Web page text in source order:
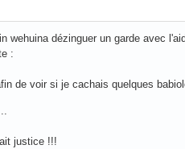
dézinguer un garde avec
:
de voir si je cachais quelques
justice !!!